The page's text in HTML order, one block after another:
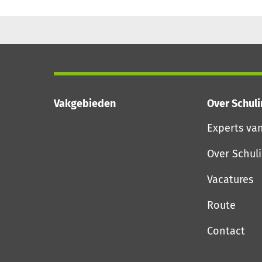
Vakgebieden
Over
Experts
Over
Vacatures
Route
Contact